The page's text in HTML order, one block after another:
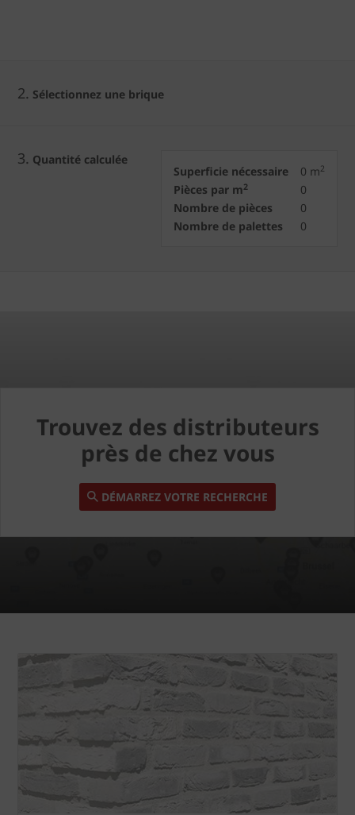
2. Sélectionnez une brique
3. Quantité calculée
Superficie nécessaire 0 m2
Pièces par m2
0
Nombre de pièces
0
Nombre de palettes
0
Trouvez des distributeurs
près de chez vous
DÉMARREZ VOTRE RECHERCHE